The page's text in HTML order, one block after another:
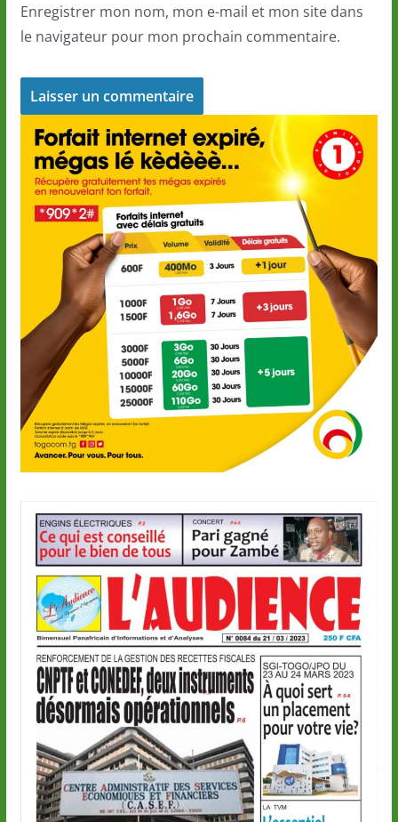
Enregistrer mon nom, mon e-mail et mon site dans
le navigateur pour mon prochain commentaire.